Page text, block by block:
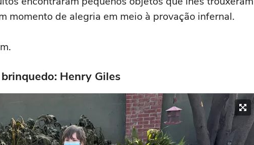
momento de alegria em meio à provação infernal.
Henry Giles